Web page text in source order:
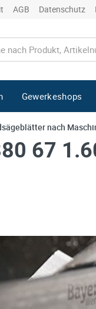
AGB Datenschutz
Gewerkeshops
nach
67